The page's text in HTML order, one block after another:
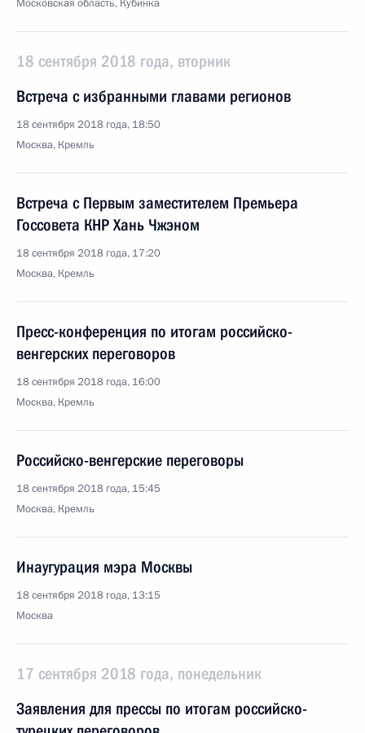
Московская область, Кубинка
18 сентября 2018 года, вторник
Встреча с избранными главами регионов
18 сентября 2018 года, 18:50
Москва, Кремль
Встреча с Первым заместителем Премьера
Госсовета КНР Хань Чжэном
18 сентября 2018 года, 17:20
Москва, Кремль
Пресс-конференция по итогам российско-
венгерских переговоров
18 сентября 2018 года, 16:00
Москва, Кремль
Российско-венгерские переговоры
18 сентября 2018 года, 15:45
Москва, Кремль
Инаугурация мэра Москвы
18 сентября 2018 года, 13:15
Москва
17 сентября 2018 года, понедельник
Заявления для прессы по итогам российско-